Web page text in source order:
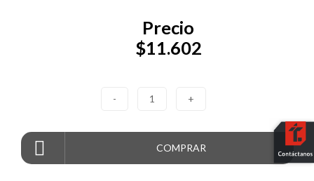
Precio
$11.602
- 1 +
COMPRAR